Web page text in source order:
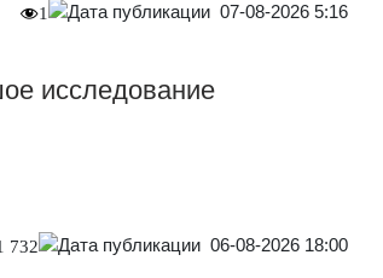
1 07-08-2026 5:16
исследование
732 06-08-2026 18:00